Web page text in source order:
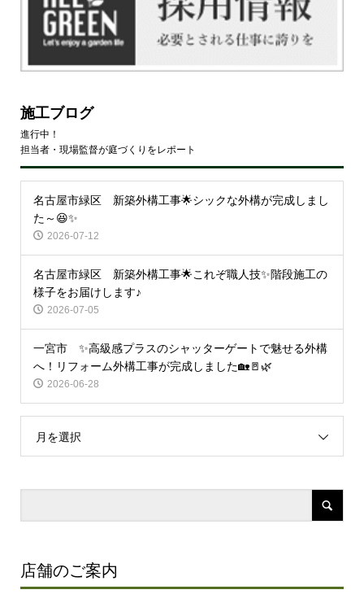
施工ブログ
進行中！
担当者・現場監督が庭づくりをレポート
名古屋市緑区 新築外構工事🌟シックな外構が完成しまし
た～😆✨
2026-07-12
名古屋市緑区 新築外構工事🌟これぞ職人技✨階段施工の
様子をお届けします♪
2026-07-05
一宮市 ✨高級感プラスのシャッターゲートで魅せる外構
へ！リフォーム外構工事が完成しました🏡🚪🌿
2026-06-28
月を選択
店舗のご案内